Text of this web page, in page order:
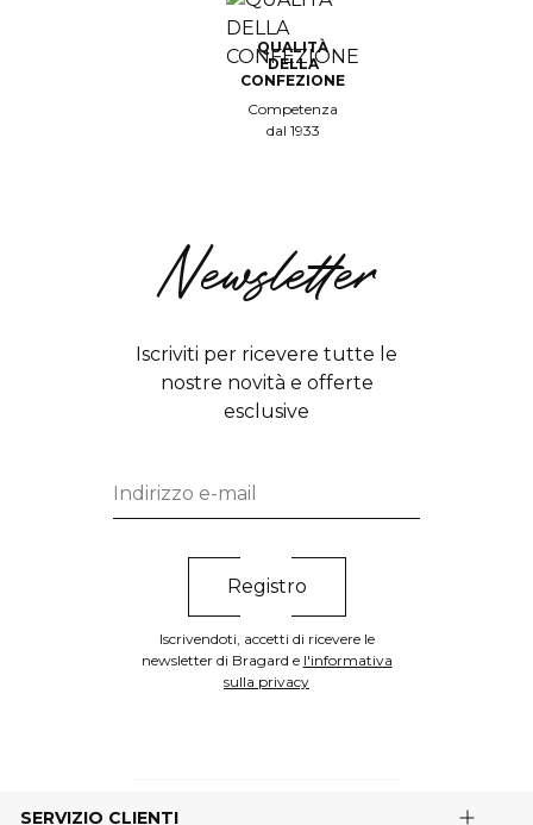
QUALITÀ
DELLA
CONFEZIONE
Competenza
dal 1933
Newsletter
Iscriviti per ricevere tutte le
nostre novità e offerte
esclusive
Iscrivendoti, accetti di ricevere le
newsletter di Bragard e l'informativa
sulla privacy
SERVIZIO CLIENTI